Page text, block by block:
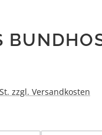
zzgl. Versandkosten